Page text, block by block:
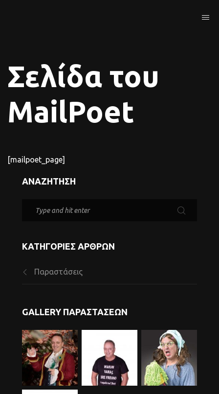
Σελίδα του
MailPoet
[mailpoet_page]
ΑΝΑΖΉΤΗΣΗ
ΚΑΤΗΓΟΡΊΕΣ ΆΡΘΡΩΝ
Παραστάσεις
GALLERY ΠΑΡΑΣΤΆΣΕΩΝ